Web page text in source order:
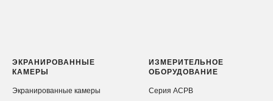
ЭКРАНИРОВАННЫЕ
КАМЕРЫ
Экранированные камеры
ИЗМЕРИТЕЛЬНОЕ
ОБОРУДОВАНИЕ
Серия АСРВ